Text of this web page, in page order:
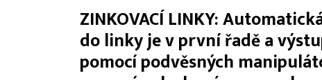
ZINKOVACÍ LINKY:
do linky je v první řadě a
pomocí podvěsných